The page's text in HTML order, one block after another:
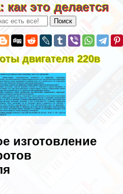
как это делается
двигателя 220в
изготовление